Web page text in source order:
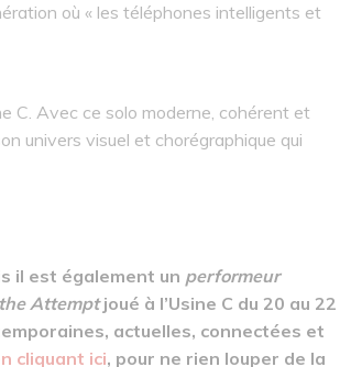
où « les téléphones intelligents et
C. Avec ce solo moderne, cohérent et
univers visuel et chorégraphique qui
il est également un performeur
Attemptjoué à l’Usine C du 20 au 22
actuelles, connectées et
cliquant ici, pour ne rien louper de la